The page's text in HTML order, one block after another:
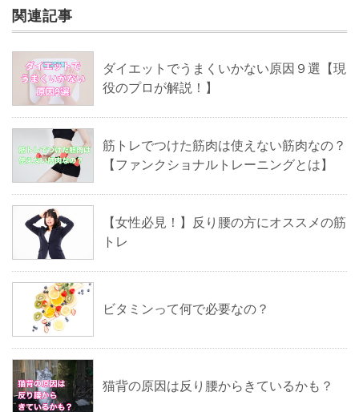
関連記事
ダイエットでうまくいかない原因９選【現
役のプロが解説！】
筋トレでつけた筋肉は使えない筋肉なの？
【ファンクショナルトレーニングとは】
【女性必見！】反り腰の方にオススメの筋
トレ
ビタミンって何で必要なの？
猫背の原因は反り腰からきているかも？